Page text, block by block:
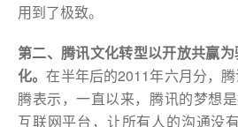
用到了极致。
第二、腾讯文化转型以开放共赢
化。在半年后的2011年六月分，
腾表示，一直以来，腾讯的梦想
互联网平台，让所有人的沟通没